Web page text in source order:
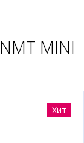
NMT MINI
Хит